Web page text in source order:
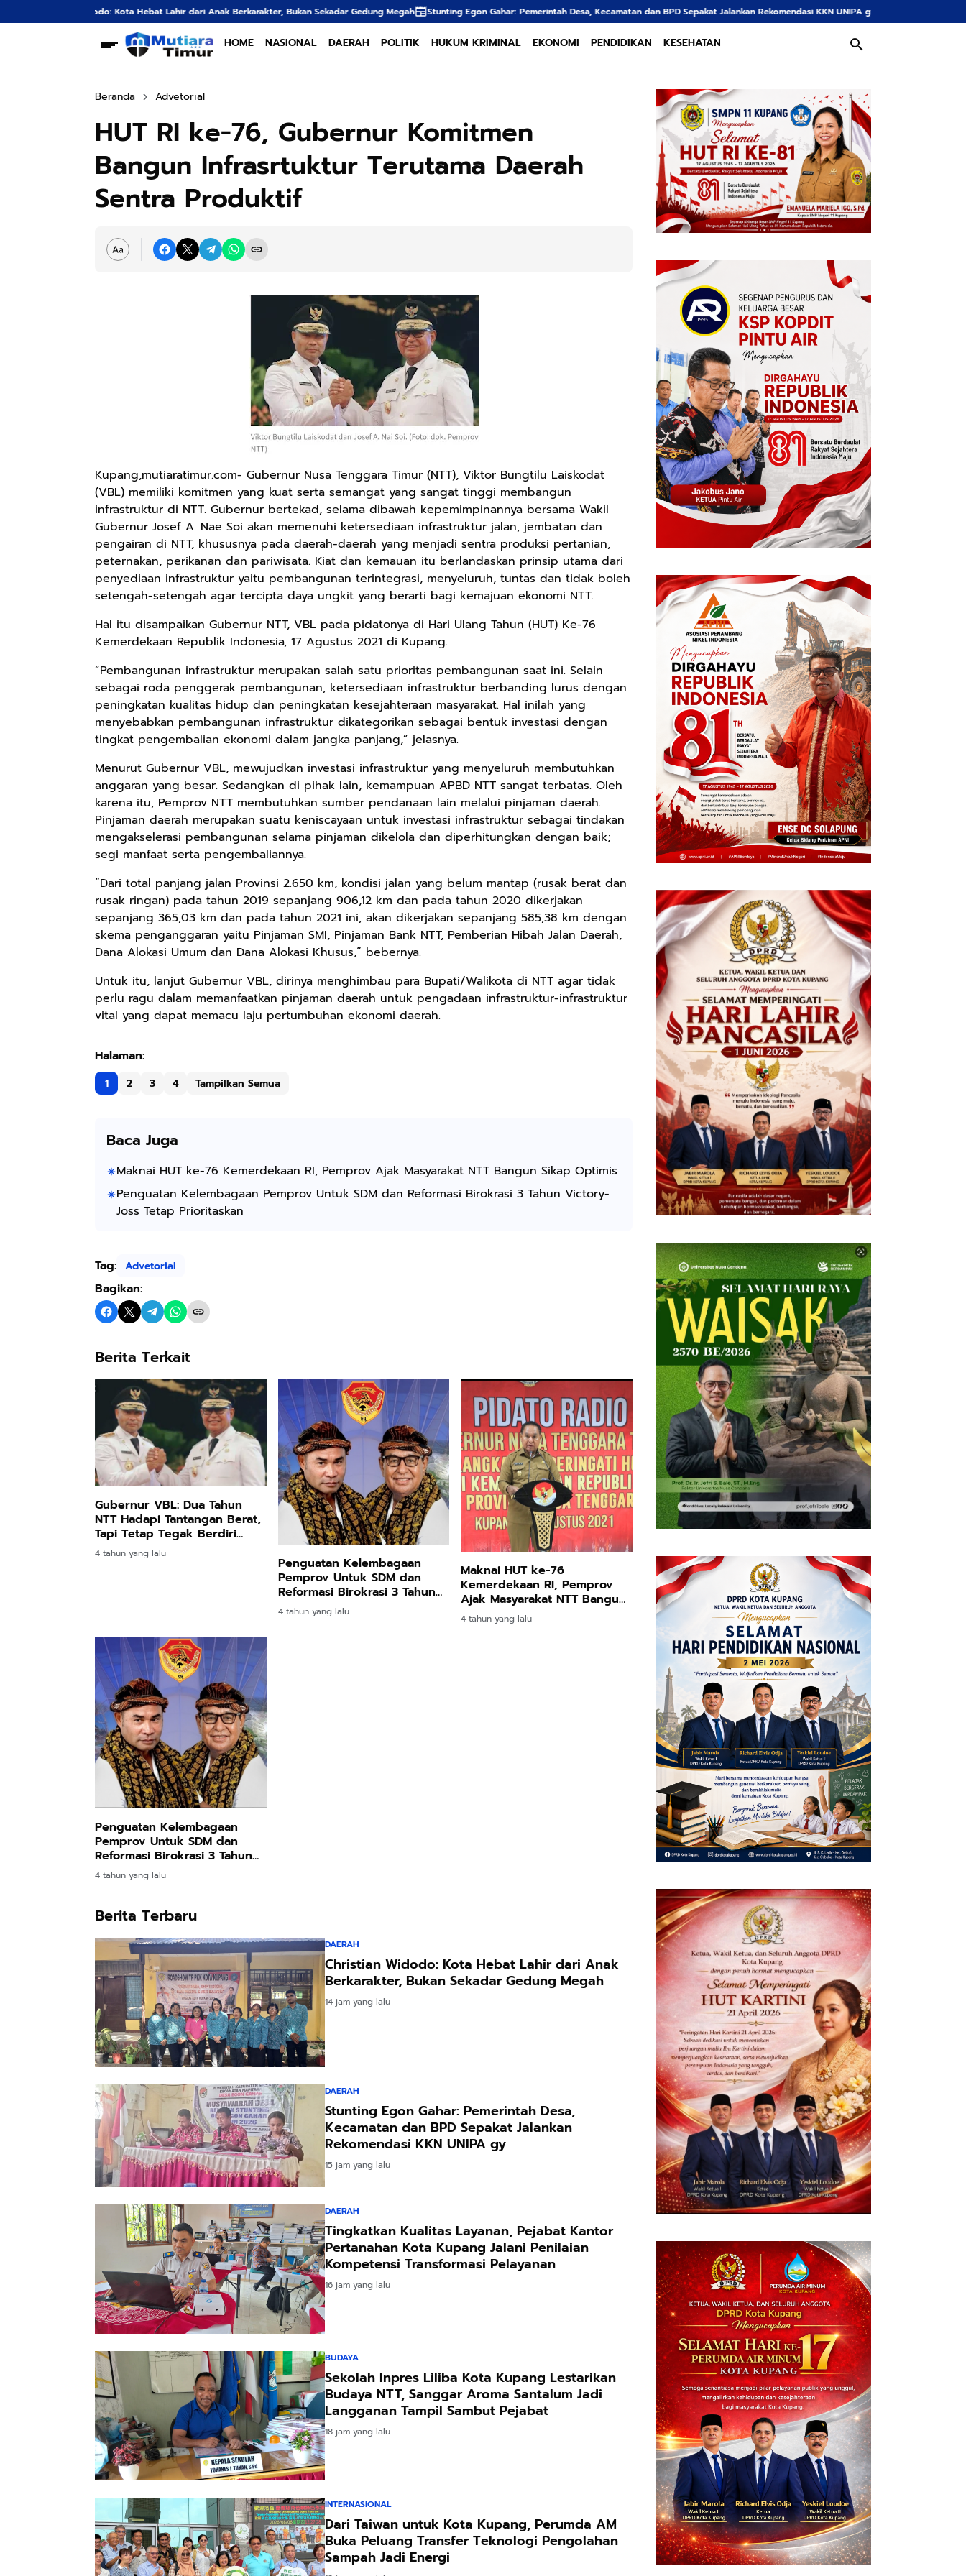
Kota Hebat Lahir dari Anak Berkarakter, Bukan Sekadar Gedung Megah Stunting Egon Gahar: Pemerintah Desa, Kecamatan dan BPD Sepakat Jalankan Rekomendasi KKN UNIPA gy Tingkatkan Kualitas Layanan, Pejabat
HOME NASIONAL DAERAH POLITIK HUKUM KRIMINAL EKONOMI PENDIDIKAN KESEHATAN
Beranda Advetorial
HUT RI ke-76, Gubernur Komitmen
Bangun Infrasrtuktur Terutama Daerah
Sentra Produktif
Kupang,mutiaratimur.com- Gubernur Nusa Tenggara Timur (NTT), Viktor Bungtilu Laiskodat
(VBL) memiliki komitmen yang kuat serta semangat yang sangat tinggi membangun
infrastruktur di NTT. Gubernur bertekad, selama dibawah kepemimpinannya bersama Wakil
Gubernur Josef A. Nae Soi akan memenuhi ketersediaan infrastruktur jalan, jembatan dan
pengairan di NTT, khususnya pada daerah-daerah yang menjadi sentra produksi pertanian,
peternakan, perikanan dan pariwisata. Kiat dan kemauan itu berlandaskan prinsip utama dari
penyediaan infrastruktur yaitu pembangunan terintegrasi, menyeluruh, tuntas dan tidak boleh
setengah-setengah agar tercipta daya ungkit yang berarti bagi kemajuan ekonomi NTT.
Hal itu disampaikan Gubernur NTT, VBL pada pidatonya di Hari Ulang Tahun (HUT) Ke-76
Kemerdekaan Republik Indonesia, 17 Agustus 2021 di Kupang.
“Pembangunan infrastruktur merupakan salah satu prioritas pembangunan saat ini. Selain
sebagai roda penggerak pembangunan, ketersediaan infrastruktur berbanding lurus dengan
peningkatan kualitas hidup dan peningkatan kesejahteraan masyarakat. Hal inilah yang
menyebabkan pembangunan infrastruktur dikategorikan sebagai bentuk investasi dengan
tingkat pengembalian ekonomi dalam jangka panjang,” jelasnya.
Menurut Gubernur VBL, mewujudkan investasi infrastruktur yang menyeluruh membutuhkan
anggaran yang besar. Sedangkan di pihak lain, kemampuan APBD NTT sangat terbatas. Oleh
karena itu, Pemprov NTT membutuhkan sumber pendanaan lain melalui pinjaman daerah.
Pinjaman daerah merupakan suatu keniscayaan untuk investasi infrastruktur sebagai tindakan
mengakselerasi pembangunan selama pinjaman dikelola dan diperhitungkan dengan baik;
segi manfaat serta pengembaliannya.
“Dari total panjang jalan Provinsi 2.650 km, kondisi jalan yang belum mantap (rusak berat dan
rusak ringan) pada tahun 2019 sepanjang 906,12 km dan pada tahun 2020 dikerjakan
sepanjang 365,03 km dan pada tahun 2021 ini, akan dikerjakan sepanjang 585,38 km dengan
skema penganggaran yaitu Pinjaman SMI, Pinjaman Bank NTT, Pemberian Hibah Jalan Daerah,
Dana Alokasi Umum dan Dana Alokasi Khusus,” bebernya.
Untuk itu, lanjut Gubernur VBL, dirinya menghimbau para Bupati/Walikota di NTT agar tidak
perlu ragu dalam memanfaatkan pinjaman daerah untuk pengadaan infrastruktur-infrastruktur
vital yang dapat memacu laju pertumbuhan ekonomi daerah.
1 2 3 4 Tampilkan Semua
Baca Juga
Maknai HUT ke-76 Kemerdekaan RI, Pemprov Ajak Masyarakat NTT Bangun Sikap Optimis
Penguatan Kelembagaan Pemprov Untuk SDM dan Reformasi Birokrasi 3 Tahun Victory-
Joss Tetap Prioritaskan
Tag: Advetorial
Bagikan:
Berita Terkait
Gubernur VBL: Dua Tahun
NTT Hadapi Tantangan Berat,
Tapi Tetap Tegak Berdiri
Dengan Pengelolaan Program
4 tahun yang lalu
Penguatan Kelembagaan
Pemprov Untuk SDM dan
Reformasi Birokrasi 3 Tahun
Victory-Joss Tetap
Prioritaskan
4 tahun yang lalu
Maknai HUT ke-76
Kemerdekaan RI, Pemprov
Ajak Masyarakat NTT Bangun
Sikap Optimis
4 tahun yang lalu
Penguatan Kelembagaan
Pemprov Untuk SDM dan
Reformasi Birokrasi 3 Tahun
Victory-Joss Tetap
Prioritaskan
4 tahun yang lalu
Berita Terbaru
DAERAH
Christian Widodo: Kota Hebat Lahir dari Anak
Berkarakter, Bukan Sekadar Gedung Megah
14 jam yang lalu
DAERAH
Stunting Egon Gahar: Pemerintah Desa,
Kecamatan dan BPD Sepakat Jalankan
Rekomendasi KKN UNIPA gy
15 jam yang lalu
DAERAH
Tingkatkan Kualitas Layanan, Pejabat Kantor
Pertanahan Kota Kupang Jalani Penilaian
Kompetensi Transformasi Pelayanan
16 jam yang lalu
BUDAYA
Sekolah Inpres Liliba Kota Kupang Lestarikan
Budaya NTT, Sanggar Aroma Santalum Jadi
Langganan Tampil Sambut Pejabat
18 jam yang lalu
INTERNASIONAL
Dari Taiwan untuk Kota Kupang, Perumda AM
Buka Peluang Transfer Teknologi Pengolahan
Sampah Jadi Energi